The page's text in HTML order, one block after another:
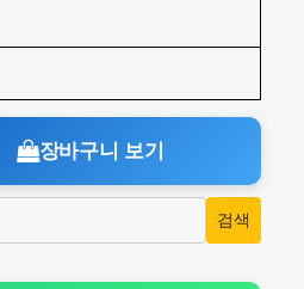
장바구니 보기